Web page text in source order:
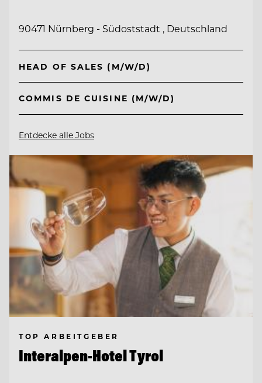
90471 Nürnberg - Südoststadt , Deutschland
HEAD OF SALES (M/W/D)
COMMIS DE CUISINE (M/W/D)
Entdecke alle Jobs
TOP ARBEITGEBER
Interalpen-Hotel Tyrol